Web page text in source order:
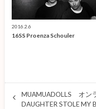
2016.2.6
16SS Proenza Schouler
MUAMUADOLLS オン
DAUGHTER STOLE MY